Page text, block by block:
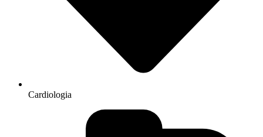
Cardiologia